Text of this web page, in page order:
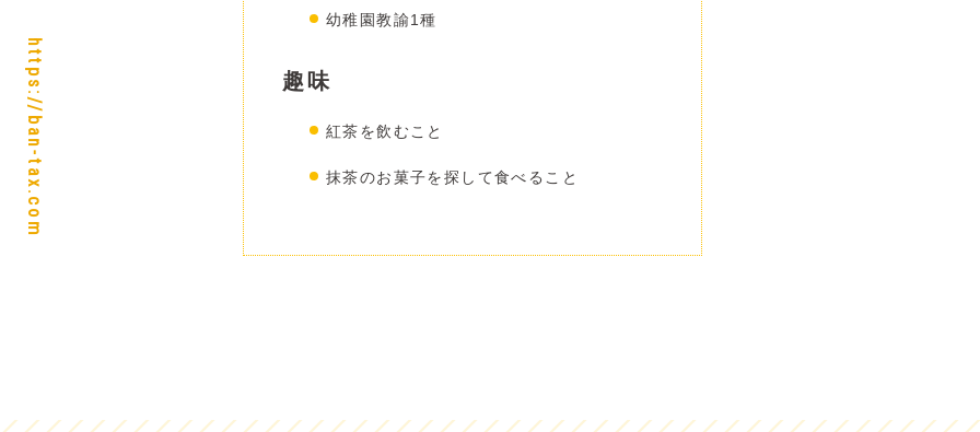
幼稚園教諭1種
趣味
紅茶を飲むこと
抹茶のお菓子を探して食べること
https://ban-tax.com